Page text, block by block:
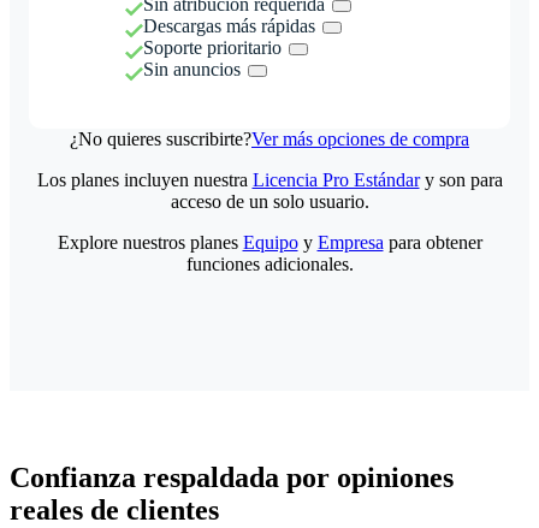
Descargas más rápidas
Soporte prioritario
Sin anuncios
¿No quieres suscribirte?Ver más opciones de compra
Los planes incluyen nuestra Licencia Pro Estándary son para
acceso de un solo usuario.
Explore nuestros planes Equipoy Empresa para obtener
funciones adicionales.
Confianza respaldada por opiniones
reales de clientes